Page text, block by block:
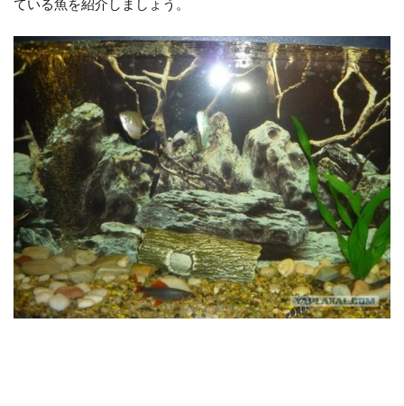
ている魚を紹介しましょう。